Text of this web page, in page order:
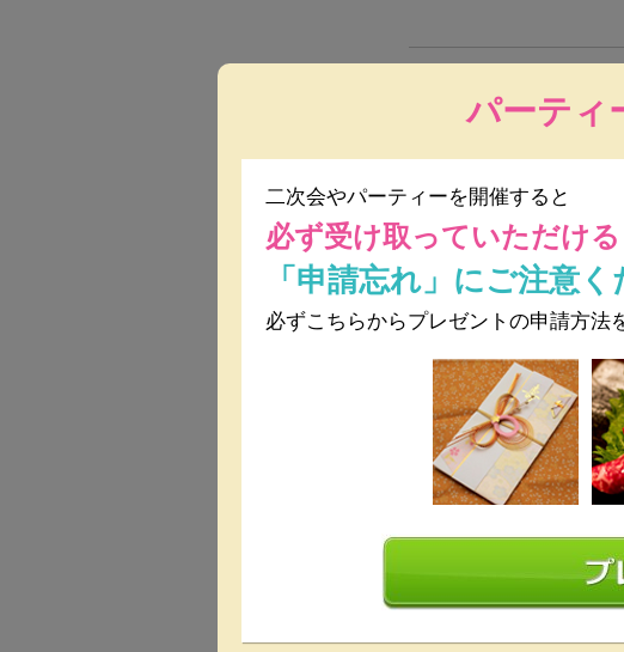
開催時間
パーティー内容
利用する会場名
プレゼント申請条件
パーティ
二次会やパーティーを開催すると
必ず受け取っていただける
「申請忘れ」にご注意く
必ずこちらからプレゼントの申請方法